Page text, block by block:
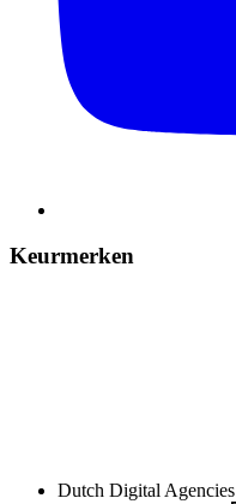
Keurmerken
Dutch Digital Agencies